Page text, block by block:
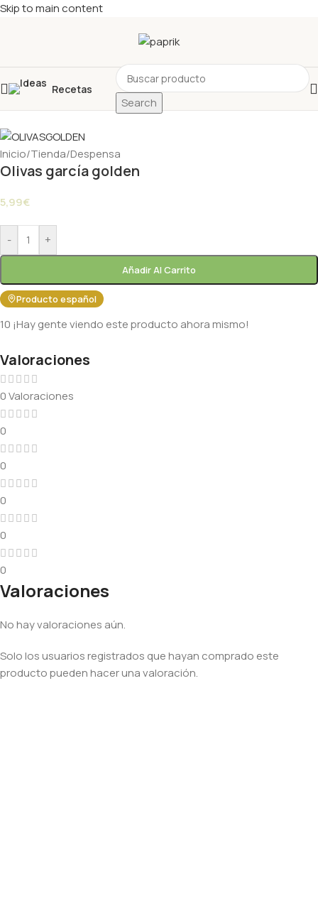
Skip to main content
Recetas
Search
Inicio/Tienda/Despensa
Olivas garcía golden
5,99€
- +
Añadir Al Carrito
Producto español
10 ¡Hay gente viendo este producto ahora mismo!
Valoraciones
0 Valoraciones
0
0
0
0
0
Valoraciones
No hay valoraciones aún.
Solo los usuarios registrados que hayan comprado este
producto pueden hacer una valoración.